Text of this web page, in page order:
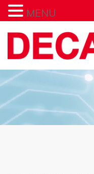
MENU